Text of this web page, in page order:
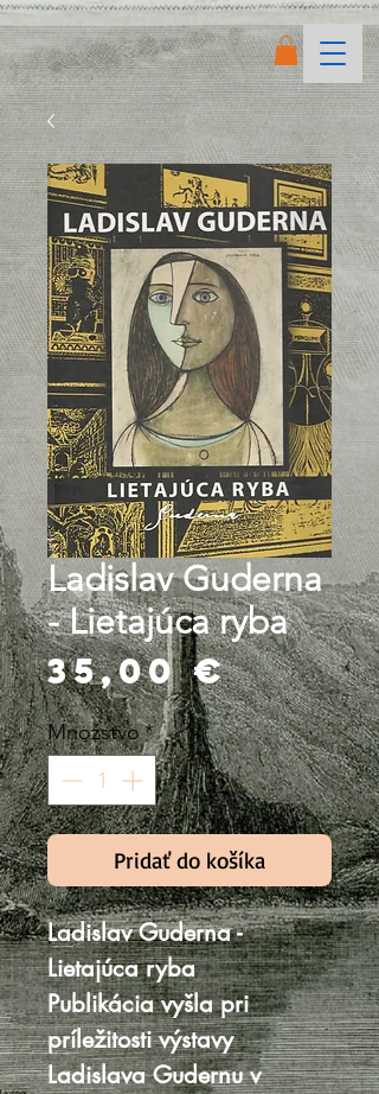
Ladislav Guderna
- Lietajúca ryba
35,00 €Price
Množstvo*
Pridať do košíka
Ladislav Guderna -
Lietajúca ryba
Publikácia vyšla pri
príležitosti výstavy
Ladislava Gudernu v